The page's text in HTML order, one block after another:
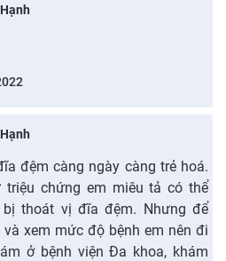
đệm càng ngày càng trẻ hoá.
triệu chứng em miêu tả có thể
bị thoát vị đĩa đệm. Nhưng để
và xem mức độ bệnh em nên đi
ở bệnh viện Đa khoa, khám